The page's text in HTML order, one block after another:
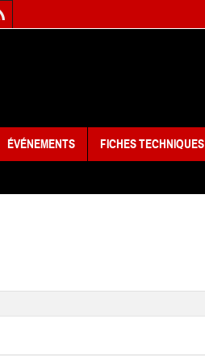
ÉVÉNEMENTS FICHES TECHNIQUES